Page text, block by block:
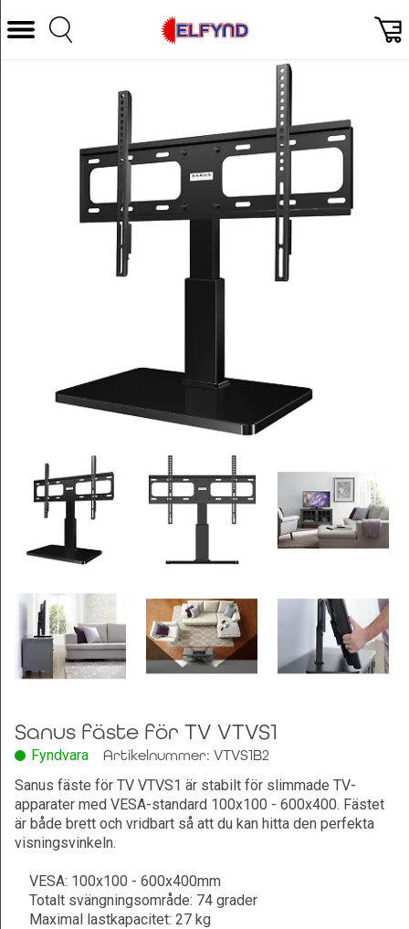
Välj Kategori
Hem och Hushåll
Foto & Video
Wearables och träning
Sanus fäste för TV VTVS1
Fyndvara
Artikelnummer: VTVS1B2
Sanus fäste för TV VTVS1 är stabilt för slimmade TV-
apparater med VESA-standard 100x100 - 600x400. Fästet
är både brett och vridbart så att du kan hitta den perfekta
visningsvinkeln.
VESA: 100x100 - 600x400mm
Totalt svängningsområde: 74 grader
Maximal lastkapacitet: 27 kg